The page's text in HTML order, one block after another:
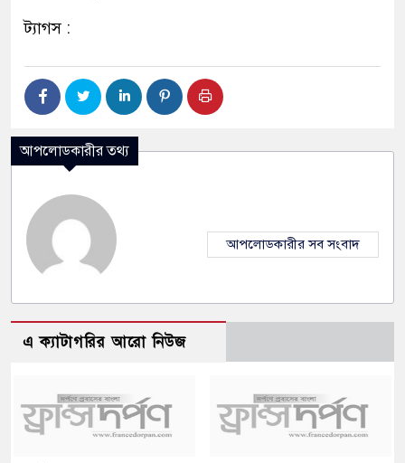
ট্যাগস :
আপলোডকারীর তথ্য
আপলোডকারীর সব সংবাদ
এ ক্যাটাগরির আরো নিউজ